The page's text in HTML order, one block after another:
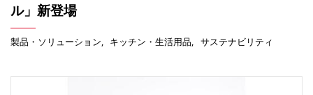
ル」新登場
製品・ソリューション キッチン・生活用品 サステナビリティ